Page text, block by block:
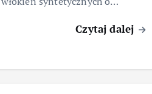
Czytaj dalej